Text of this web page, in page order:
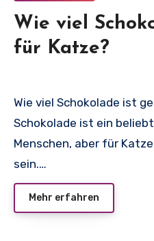
Wie viel
für Katze?
Wie viel Schokolade ist gefährlich für Katzen?
Schokolade ist ein
Menschen, aber für
sein.…
Mehr erfahren